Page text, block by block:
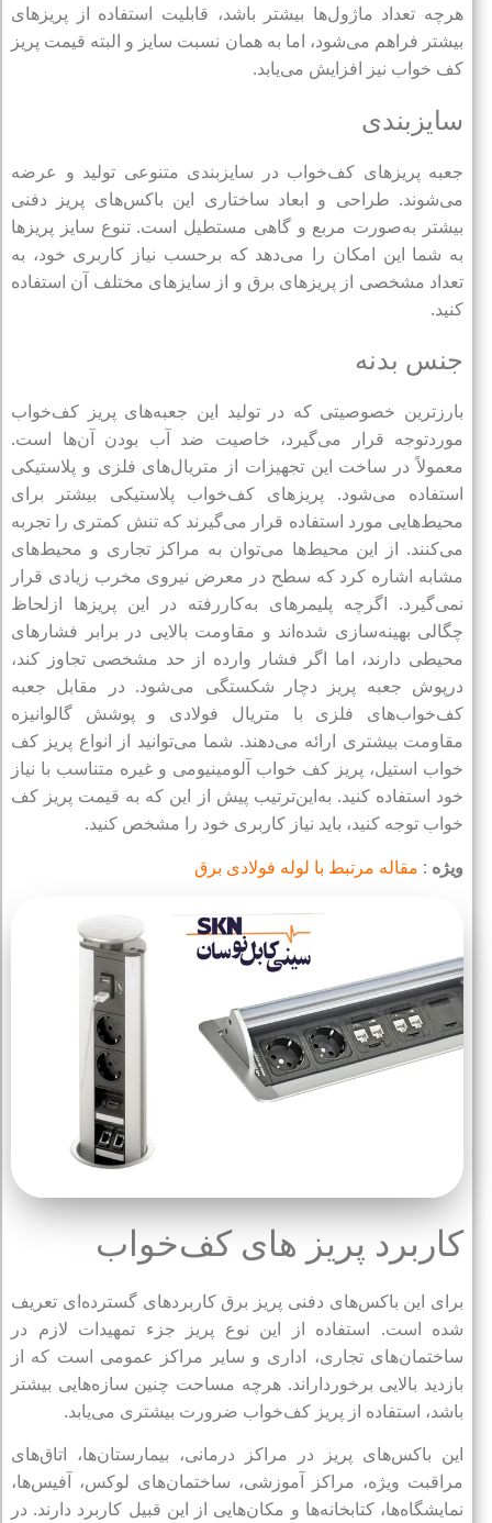
هرچه تعداد ماژول‌ها بیشتر باشد، قابلیت استفاده از پریزهای
بیشتر فراهم می‌شود، اما به همان نسبت سایز و البته قیمت پریز
کف خواب نیز افزایش می‌یابد.
سایزبندی
جعبه پریزهای کف‌خواب در سایزبندی متنوعی تولید و عرضه
می‌شوند‌. طراحی و ابعاد ساختاری این باکس‌های پریز دفنی
بیشتر به‌صورت مربع و گاهی مستطیل است. تنوع سایز پریزها
به شما این امکان را می‌دهد که برحسب نیاز کاربری خود، به
تعداد مشخصی از پریزهای برق و از سایزهای مختلف آن استفاده
کنید.
جنس بدنه
بارزترین خصوصیتی که در تولید این جعبه‌های پریز کف‌خواب
موردتوجه قرار می‌گیرد، خاصیت ضد آب بودن آن‌ها است.
معمولاً در ساخت این تجهیزات از متریال‌های فلزی و پلاستیکی
استفاده می‌شود. پریزهای کف‌خواب پلاستیکی بیشتر برای
محیط‌هایی مورد استفاده قرار می‌گیرند که تنش کمتری را تجربه
می‌کنند‌. از این محیط‌ها می‌توان به مراکز تجاری و محیط‌های
مشابه اشاره کرد که سطح در معرض نیروی مخرب زیادی قرار
نمی‌گیرد. اگرچه پلیمرهای به‌کاررفته در این پریزها ازلحاظ
چگالی بهینه‌سازی شده‌اند و مقاومت بالایی در برابر فشارهای
محیطی دارند، اما اگر فشار وارده از حد مشخصی تجاوز کند،
درپوش جعبه پریز دچار شکستگی می‌شود. در مقابل جعبه
کف‌خواب‌های فلزی با متریال فولادی و پوشش گالوانیزه
مقاومت بیشتری ارائه می‌دهند. شما می‌توانید از انواع پریز کف
خواب استیل، پریز کف خواب آلومینیومی و غیره متناسب با نیاز
خود استفاده کنید. به‌این‌ترتیب پیش از این که به قیمت پریز کف‌
خواب توجه کنید، باید نیاز کاربری خود را مشخص کنید.
ویژه : مقاله مرتبط با لوله فولادی برق
کاربرد پریز های کف‌خواب
برای این باکس‌های دفنی پریز برق کاربردهای گسترده‌ای تعریف
شده است. استفاده از این نوع پریز جزء تمهیدات لازم در
ساختمان‌های تجاری، اداری و سایر مراکز عمومی است که از
بازدید بالایی برخورداراند. هرچه مساحت چنین سازه‌هایی بیشتر
باشد، استفاده از پریز کف‌خواب ضرورت بیشتری می‌یابد.
این باکس‌های پریز در مراکز درمانی، بیمارستان‌ها، اتاق‌های
مراقبت ویژه، مراکز آموزشی، ساختمان‌های لوکس، آفیس‌ها،
نمایشگاه‌ها، کتابخانه‌ها و مکان‌هایی از این قبیل کاربرد دارند. در